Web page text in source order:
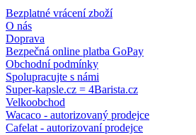
Bezplatné vrácení zboží
O nás
Doprava
Bezpečná online platba GoPay
Obchodní podmínky
Spolupracujte s námi
Super-kapsle.cz = 4Barista.cz
Velkoobchod
Wacaco - autorizovaný prodejce
Cafelat - autorizovaní prodejce